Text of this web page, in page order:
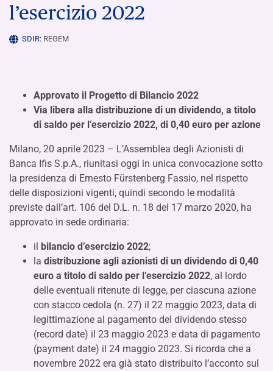
l’esercizio 2022
SDIR: REGEM
Approvato il Progetto di Bilancio 2022
Via libera alla distribuzione di un dividendo, a titolo
di saldo per l’esercizio 2022, di 0,40 euro per azione
Milano, 20 aprile 2023 – L’Assemblea degli Azionisti di
Banca Ifis S.p.A., riunitasi oggi in unica convocazione sotto
la presidenza di Ernesto Fürstenberg Fassio, nel rispetto
delle disposizioni vigenti, quindi secondo le modalità
previste dall’art. 106 del D.L. n. 18 del 17 marzo 2020, ha
approvato in sede ordinaria:
il bilancio d’esercizio 2022;
la distribuzione agli azionisti di un dividendo di 0,40
euro a titolo di saldo per l’esercizio 2022, al lordo
delle eventuali ritenute di legge, per ciascuna azione
con stacco cedola (n. 27) il 22 maggio 2023, data di
legittimazione al pagamento del dividendo stesso
(record date) il 23 maggio 2023 e data di pagamento
(payment date) il 24 maggio 2023. Si ricorda che a
novembre 2022 era già stato distribuito l’acconto sul